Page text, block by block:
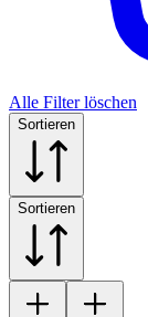
Alle Filter löschen
Sortieren
Sortieren